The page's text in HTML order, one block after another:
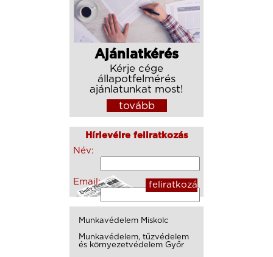
Ajánlatkérés
Kérje cége
állapotfelmérés
ajánlatunkat most!
tovább
Hírlevélre feliratkozás
Név:
Email:
Munkavédelem Miskolc
Munkavédelem, tűzvédelem
és környezetvédelem Győr